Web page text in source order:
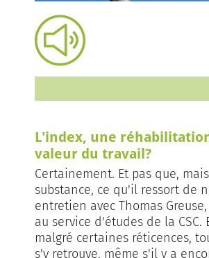
L'index, une
valeur du travail?
Certainement. Et pas que,
substance, ce qu'il ressort de
entretien avec Thomas
au service d'études de la CSC.
malgré certaines réticences,
s'y retrouve, même s'il y a